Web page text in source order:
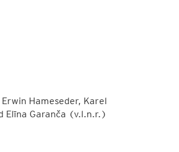
Hameseder, Karel
Elīna Garanča (v.l.n.r.)